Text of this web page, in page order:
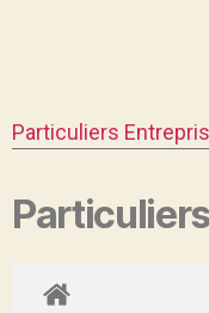
Particuliers
Particuliers